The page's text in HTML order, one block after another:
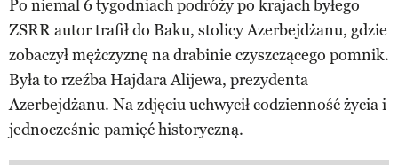
Po niemal 6 tygodniach podróży po krajach byłego
ZSRR autor trafił do Baku, stolicy Azerbejdżanu, gdzie
zobaczył mężczyznę na drabinie czyszczącego pomnik.
Była to rzeźba Hajdara Alijewa, prezydenta
Azerbejdżanu. Na zdjęciu uchwycił codzienność życia i
jednocześnie pamięć historyczną.